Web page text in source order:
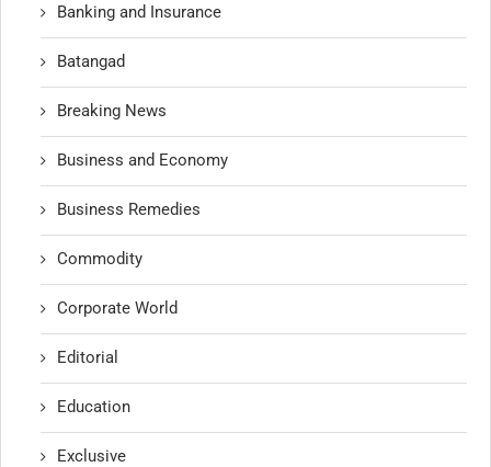
Banking and Insurance
Batangad
Breaking News
Business and Economy
Business Remedies
Commodity
Corporate World
Editorial
Education
Exclusive